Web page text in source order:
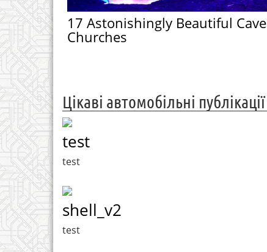
17 Astonishingly Beautiful Cave
Churches
Цікаві автомобільні публікації
test
test
shell_v2
test